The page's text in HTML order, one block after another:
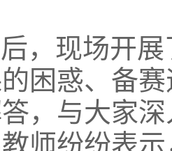
，现场开
困惑、备
，与大家
师纷纷表